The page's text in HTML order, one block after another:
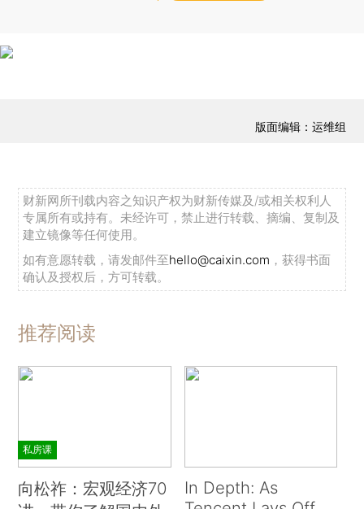
版面编辑：运维组
财新网所刊载内容之知识产权为财新传媒及/或相关权利人
专属所有或持有。未经许可，禁止进行转载、摘编、复制及
建立镜像等任何使用。
如有意愿转载，请发邮件至hello@caixin.com ，获得书面
确认及授权后，方可转载。
推荐阅读
私房课
向松祚：宏观经济70
In Depth: As